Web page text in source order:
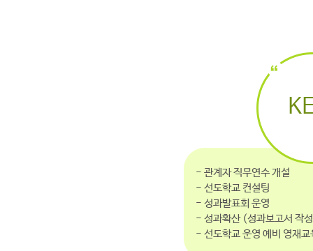
- 관계자 직무연수 개설
- 선도학교 컨설팅
- 성과발표회 운영
- 성과확산 (성과보고서 작
- 선도학교 운영 예비 영재교